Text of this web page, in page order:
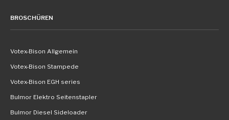
BROSCHÜREN
Votex-Bison Allgemein
Votex-Bison Stampede
Votex-Bison EGH series
Bulmor Elektro Seitenstapler
Bulmor Diesel Sideloader